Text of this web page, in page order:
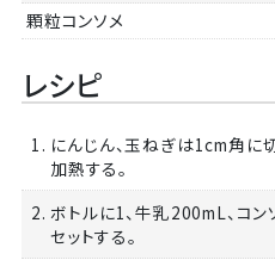
顆粒コンソメ
レシピ
1. にんじん、玉ねぎは1cm角に
加熱する。
2. ボトルに1、牛乳200mL、コ
セットする。